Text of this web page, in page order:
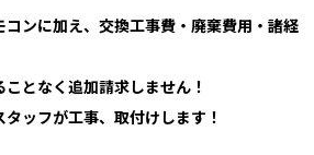
コンに加え、交換工事費・廃棄費用・諸経
となく追加請求しません！
ッフが工事、取付けします！